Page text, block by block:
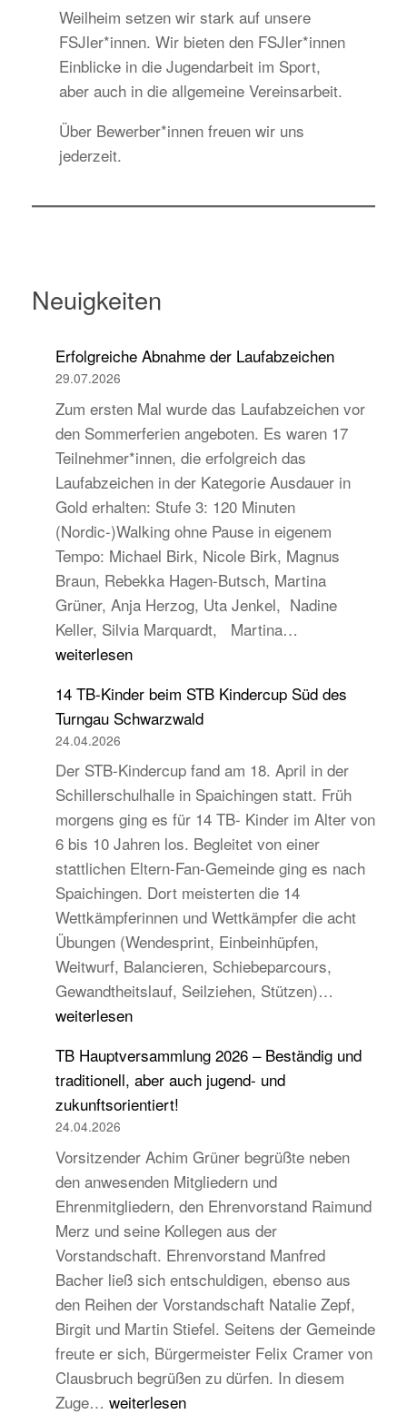
Weilheim setzen wir stark auf unsere
FSJler*innen. Wir bieten den FSJler*innen
Einblicke in die Jugendarbeit im Sport,
aber auch in die allgemeine Vereinsarbeit.
Über Bewerber*innen freuen wir uns
jederzeit.
Neuigkeiten
Erfolgreiche Abnahme der Laufabzeichen
29.07.2026
Zum ersten Mal wurde das Laufabzeichen vor
den Sommerferien angeboten. Es waren 17
Teilnehmer*innen, die erfolgreich das
Laufabzeichen in der Kategorie Ausdauer in
Gold erhalten: Stufe 3: 120 Minuten
(Nordic-)Walking ohne Pause in eigenem
Tempo: Michael Birk, Nicole Birk, Magnus
Braun, Rebekka Hagen-Butsch, Martina
Grüner, Anja Herzog, Uta Jenkel, Nadine
Keller, Silvia Marquardt, Martina…
Laufabzeichen
weiterlesen
14 TB-Kinder beim STB Kindercup Süd des
Turngau Schwarzwald
24.04.2026
Der STB-Kindercup fand am 18. April in der
Schillerschulhalle in Spaichingen statt. Früh
morgens ging es für 14 TB- Kinder im Alter von
6 bis 10 Jahren los. Begleitet von einer
stattlichen Eltern-Fan-Gemeinde ging es nach
Spaichingen. Dort meisterten die 14
Wettkämpferinnen und Wettkämpfer die acht
Übungen (Wendesprint, Einbeinhüpfen,
Weitwurf, Balancieren, Schiebeparcours,
Gewandtheitslauf, Seilziehen, Stützen)…
beim
des
weiterlesen
TB Hauptversammlung 2026 – Beständig und
traditionell, aber auch jugend- und
zukunftsorientiert!
24.04.2026
Vorsitzender Achim Grüner begrüßte neben
den anwesenden Mitgliedern und
Ehrenmitgliedern, den Ehrenvorstand Raimund
Merz und seine Kollegen aus der
Vorstandschaft. Ehrenvorstand Manfred
Bacher ließ sich entschuldigen, ebenso aus
den Reihen der Vorstandschaft Natalie Zepf,
Birgit und Martin Stiefel. Seitens der Gemeinde
freute er sich, Bürgermeister Felix Cramer von
Clausbruch begrüßen zu dürfen. In diesem
Zuge… TB
weiterlesen